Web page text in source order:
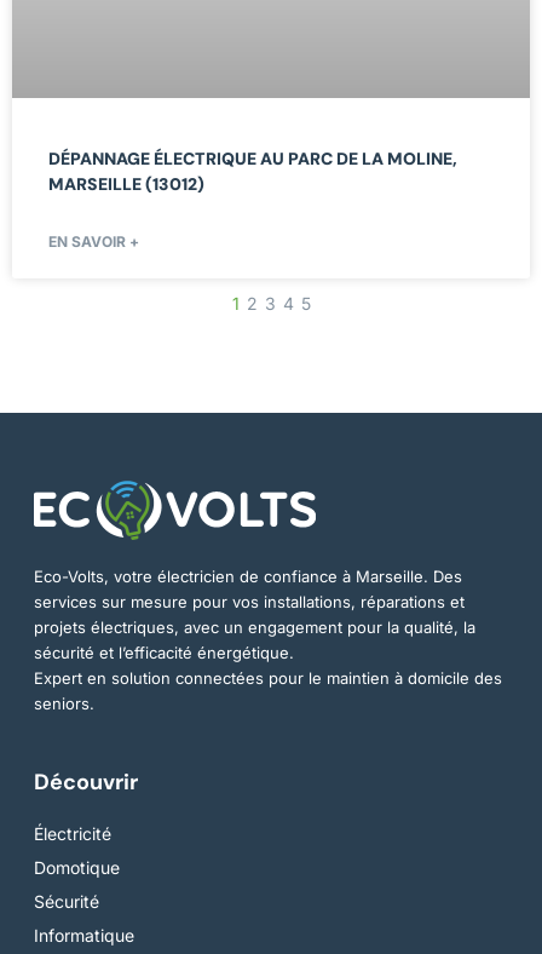
DÉPANNAGE ÉLECTRIQUE AU PARC DE LA MOLINE,
MARSEILLE (13012)
EN SAVOIR +
1 2 3 4 5
Eco-Volts, votre électricien de confiance à Marseille. Des
services sur mesure pour vos installations, réparations et
projets électriques, avec un engagement pour la qualité, la
sécurité et l’efficacité énergétique.
Expert en solution connectées pour le maintien à domicile des
seniors.
Découvrir
Électricité
Domotique
Sécurité
Informatique